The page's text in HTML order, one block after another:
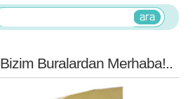
Bizim Buralardan Merhaba!..